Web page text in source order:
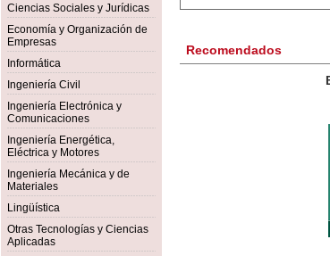
Ciencias Sociales y Jurídicas
Economía y Organización de
Empresas
Informática
Ingeniería Civil
Ingeniería Electrónica y
Comunicaciones
Ingeniería Energética,
Eléctrica y Motores
Ingeniería Mecánica y de
Materiales
Lingüística
Otras Tecnologías y Ciencias
Aplicadas
Recomendados
Botánica